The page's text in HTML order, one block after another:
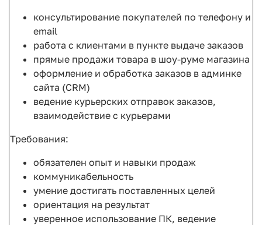
консультирование покупателей по телефону и
email
работа с клиентами в пункте выдаче заказов
прямые продажи товара в шоу-руме магазина
оформление и обработка заказов в админке
сайта (CRM)
ведение курьерских отправок заказов,
взаимодействие с курьерами
Требования:
обязателен опыт и навыки продаж
коммуникабельность
умение достигать поставленных целей
ориентация на результат
уверенное использование ПК, ведение